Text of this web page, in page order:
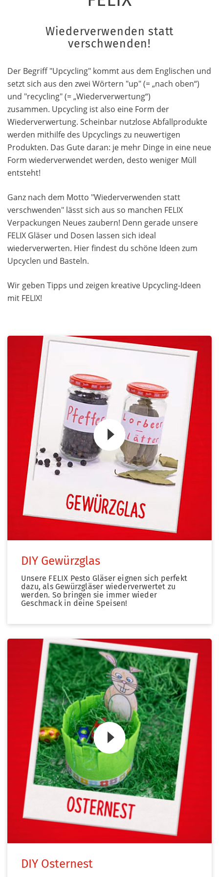
Wiederverwenden statt
verschwenden!
Der Begriff "Upcycling" kommt aus dem Englischen und
setzt sich aus den zwei Wörtern "up" (= „nach oben“)
und "recycling" (= „Wiederverwertung“)
zusammen. Upcycling ist also eine Form der
Wiederverwertung. Scheinbar nutzlose Abfallprodukte
werden mithilfe des Upcyclings zu neuwertigen
Produkten. Das Gute daran: je mehr Dinge in eine neue
Form wiederverwendet werden, desto weniger Müll
entsteht!
Ganz nach dem Motto "Wiederverwenden statt
verschwenden" lässt sich aus so manchen FELIX
Verpackungen Neues zaubern! Denn gerade unsere
FELIX Gläser und Dosen lassen sich ideal
wiederverwerten. Hier findest du schöne Ideen zum
Upcyclen und Basteln.
Wir geben Tipps und zeigen kreative Upcycling-Ideen
mit FELIX!
Zum Video
DIY Gewürzglas
Unsere FELIX Pesto Gläser eignen sich perfekt
dazu, als Gewürzgläser wiederverwertet zu
werden. So bringen sie immer wieder
Geschmack in deine Speisen!
Zum Video
DIY Osternest